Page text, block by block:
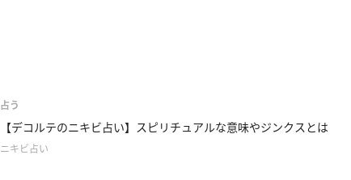
占う
【デコルテのニキビ占い】スピリチュアルな意味やジンクスとは
ニキビ占い